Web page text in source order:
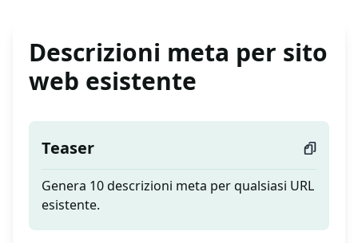
Descrizioni meta per sito
web esistente
Teaser
Genera 10 descrizioni meta per qualsiasi URL
esistente.